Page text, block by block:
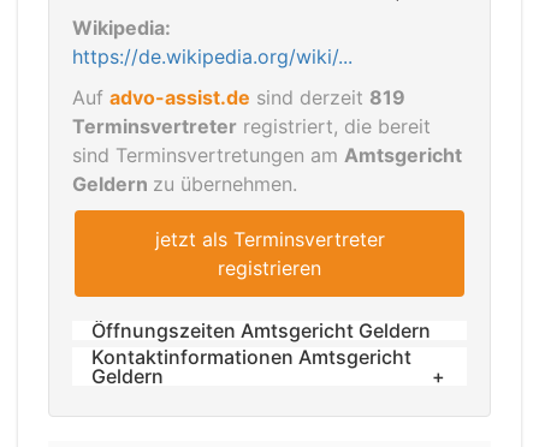
Wikipedia:
https://de.wikipedia.org/wiki/...
Auf advo-assist.de sind derzeit 819
Terminsvertreter registriert, die bereit
sind Terminsvertretungen am Amtsgericht
Geldern zu übernehmen.
jetzt als Terminsvertreter
registrieren
Öffnungszeiten Amtsgericht Geldern
Sprechzeiten
montags - freitags
von 8:00 - 12:00 Uhr
Kontaktinformationen Amtsgericht
Geldern